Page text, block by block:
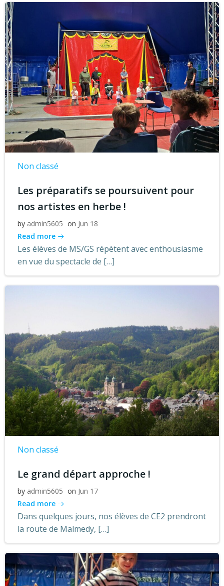
Non classé
Les préparatifs se poursuivent pour
nos artistes en herbe !
by admin5605 on Jun 18
Read more
Les élèves de MS/GS répètent avec enthousiasme
en vue du spectacle de […]
Non classé
Le grand départ approche !
by admin5605 on Jun 17
Read more
Dans quelques jours, nos élèves de CE2 prendront
la route de Malmedy, […]